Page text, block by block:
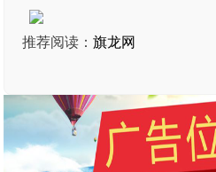
推荐阅读：旗龙网